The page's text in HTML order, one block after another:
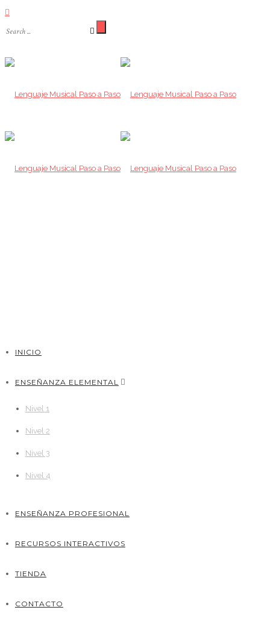
INICIO
ENSEÑANZA ELEMENTAL
Nivel 1
Nivel 2
Nivel 3
Nivel 4
ENSEÑANZA PROFESIONAL
RECURSOS INTERACTIVOS
TIENDA
CONTACTO